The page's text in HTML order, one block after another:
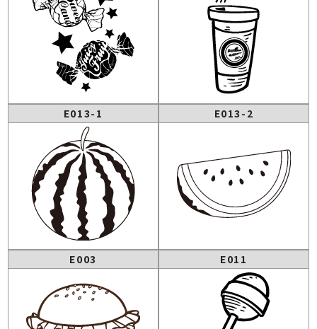
E013-1 E013-2
E003 E011